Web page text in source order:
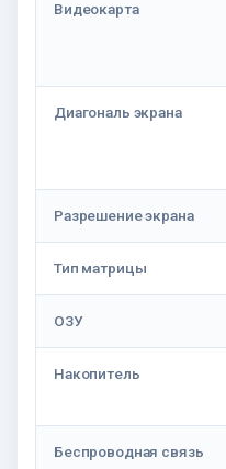
Видеокарта
Диагональ экрана
Разрешение экрана
Тип матрицы
ОЗУ
Накопитель
Беспроводная связь